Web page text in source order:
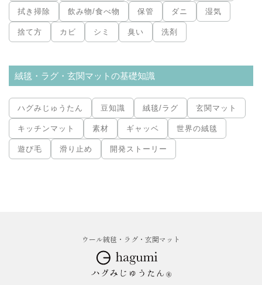
拭き掃除 飲み物/食べ物 保管 ダニ 湿気
捨て方 カビ シミ 臭い 洗剤
絨毯・ラグ・玄関マットの基礎知識
ハグみじゅうたん 豆知識 絨毯/ラグ 玄関マット
キッチンマット 素材 ギャッベ 世界の絨毯
遊び毛 滑り止め 開発ストーリー
ウール絨毯・ラグ・玄関マット